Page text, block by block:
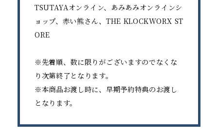
TSUTAYAオンライン、あみあみオンラインシ
ョップ、赤い熊さん、THE KLOCKWORX ST
ORE
※先着順、数に限りがございますのでなくな
り次第終了となります。
※本商品お渡し時に、早期予約特典のお渡し
となります。